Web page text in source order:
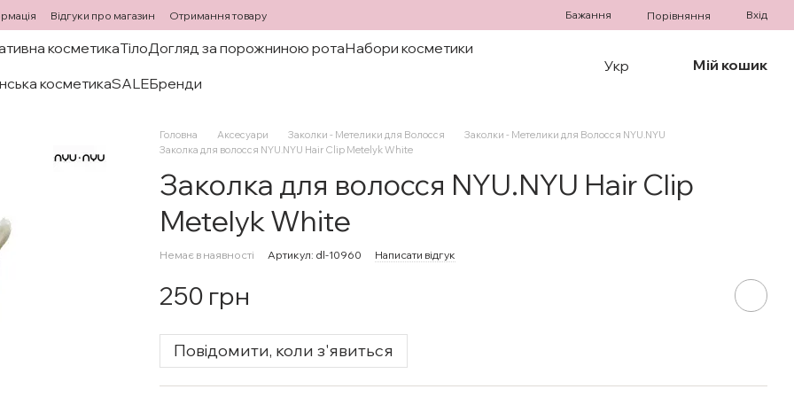
Відгуки про магазин Отримання товару Бажання Порівняння Вхід
косметикаТілоДогляд за порожниною ротаНабори косметики
косметикаSALEБренди
Укр Мій кошик
Головна Аксесуари Заколки - Метелики для Волосся
Заколки - Метелики для Волосся NYU.NYU
Заколка для волосся NYU.NYU Hair Clip Metelyk White
Заколка для волосся NYU.NYU Hair Clip
Metelyk White
Немає в наявності Артикул: dl-10960 Написати відгук
250 грн
Повідомити, коли з'явиться